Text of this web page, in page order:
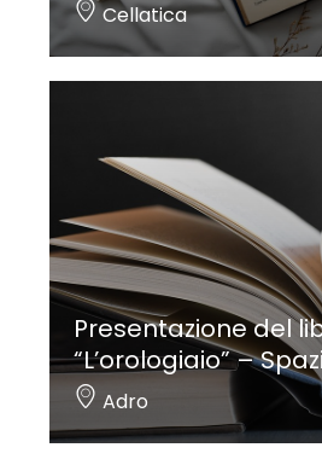
Cellatica
Presentazione del
“L’orologiaio” –
Adro